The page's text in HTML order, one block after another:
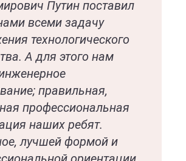
Путин поставил
всеми задачу
технологического
А для этого нам
правильная,
профессиональная
наших ребят.
лучшей формой и